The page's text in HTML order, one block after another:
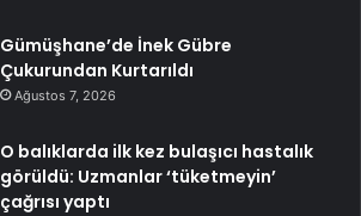
Gümüşhane’de İnek Gübre
Çukurundan Kurtarıldı
Ağustos 7, 2026
O balıklarda ilk kez bulaşıcı hastalık
görüldü: Uzmanlar ‘tüketmeyin’
çağrısı yaptı